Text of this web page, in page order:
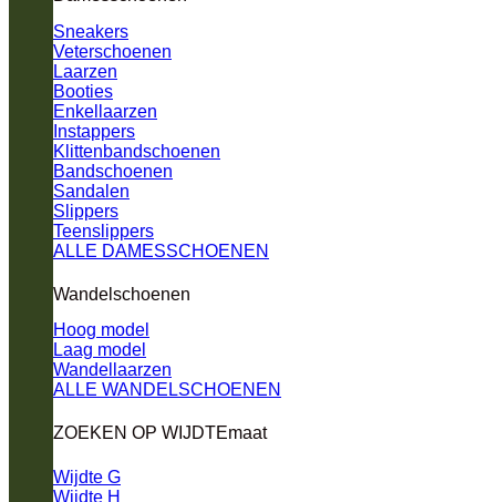
Sneakers
Veterschoenen
Laarzen
Booties
Enkellaarzen
Instappers
Klittenbandschoenen
Bandschoenen
Sandalen
Slippers
Teenslippers
ALLE DAMESSCHOENEN
Wandelschoenen
Hoog model
Laag model
Wandellaarzen
ALLE WANDELSCHOENEN
ZOEKEN OP WIJDTEmaat
Wijdte G
Wijdte H